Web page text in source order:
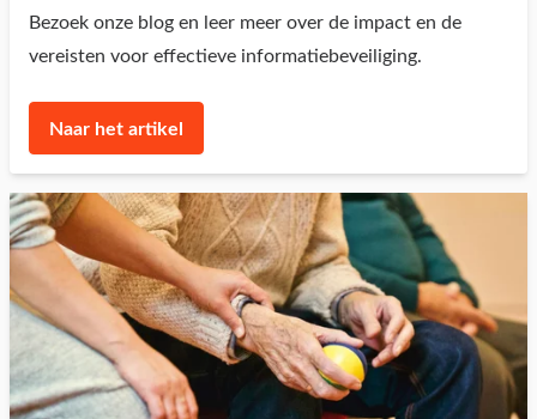
Bezoek onze blog en leer meer over de impact en de
vereisten voor effectieve informatiebeveiliging.
Naar het artikel